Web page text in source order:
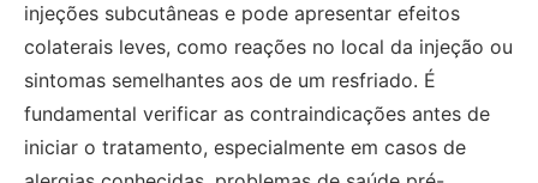
injeções subcutâneas e pode apresentar efeitos
colaterais leves, como reações no local da injeção ou
sintomas semelhantes aos de um resfriado. É
fundamental verificar as contraindicações antes de
iniciar o tratamento, especialmente em casos de